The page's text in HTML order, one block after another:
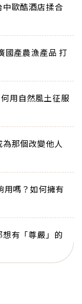
歐酷酒店揉合
國產農漁產品 打
用自然風土征服
那個改變他人
用嗎？如何擁有
有「尊嚴」的